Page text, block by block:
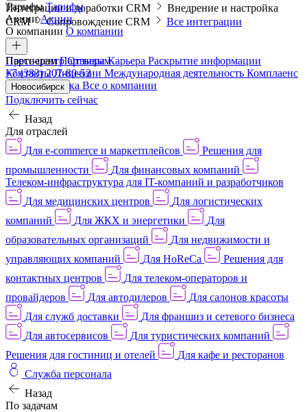
Интеграции и доработки CRM
Внедрение и настройка
CRM
Сопровождение CRM Все интеграции
ТарифыТарифы
АкцииАкции
О компании О компании
Пресс-центрОтзывыКарьера Раскрытие информации
КонтактыЛицензии Международная деятельность Комплаенс
и деловая этика Все о компании
ПартнерамПартнерам
+7 (383) 207-80-52
Новосибирск
Подключить сейчас
Назад
Для отраслей
Для e-commerce и маркетплейсов
Решения для
промышленности
Для финансовых компаний
Телеком-инфраструктура для IT-компаний и разработчиков
Для медицинских центров
Для логистических
компаний
Для ЖКХ и энергетики
Для
образовательных организаций
Для недвижимости и
управляющих компаний
Для HoReCa
Решения для
контактных центров
Для телеком-операторов и
провайдеров
Для автодилеров
Для салонов красоты
Для служб доставки
Для франшиз и сетевого бизнеса
Для автосервисов
Для туристических компаний
Решения для гостиниц и отелей
Для кафе и ресторанов
Служба персонала
Назад
По задачам